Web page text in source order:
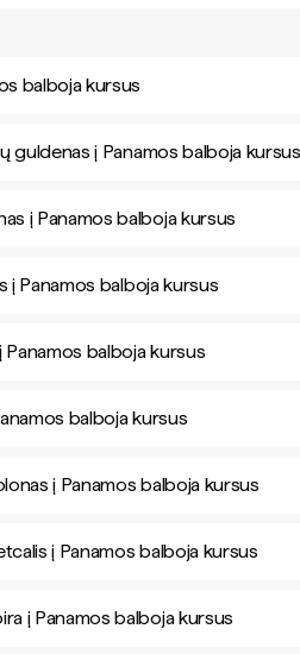
balboja kursus
guldenas į Panamos balboja kursus
į Panamos balboja kursus
į Panamos balboja kursus
balboja kursus
balboja kursus
į Panamos balboja kursus
į Panamos balboja kursus
į Panamos balboja kursus